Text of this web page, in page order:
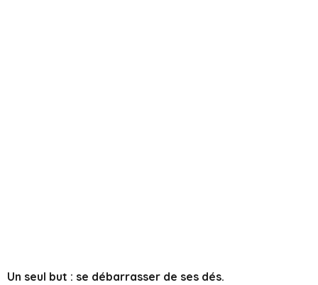
Un seul but : se débarrasser de ses dés.